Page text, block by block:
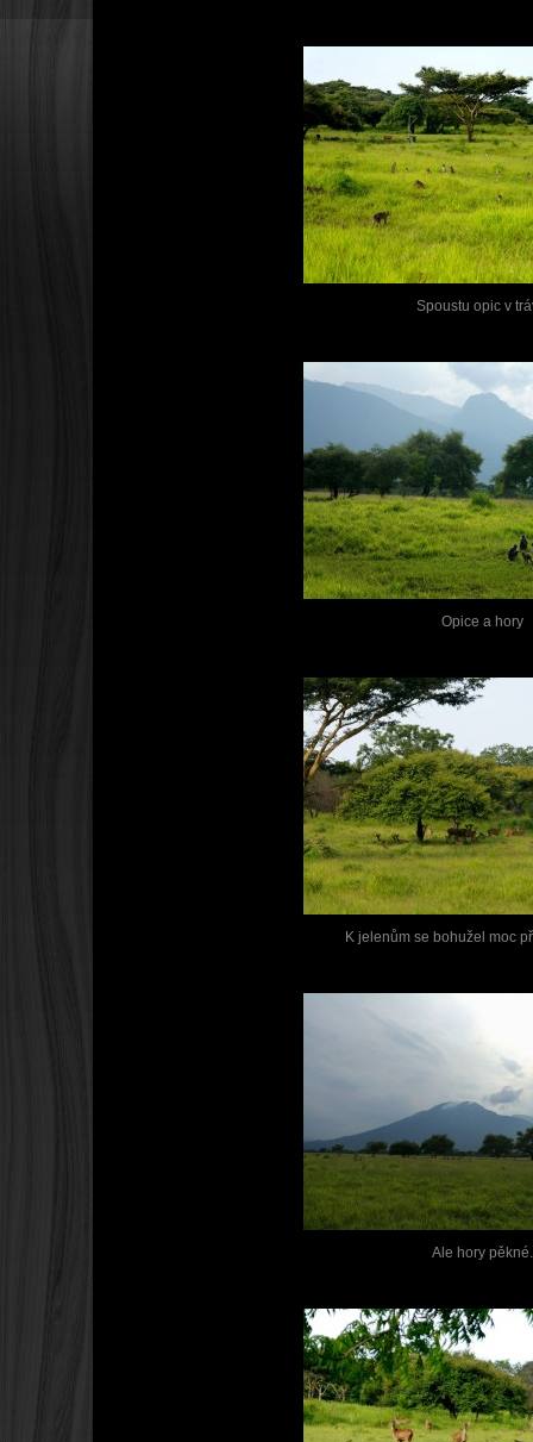
Spoustu opic v
Opice a hory
K jelenům se bohužel moc
Ale hory pěkné.